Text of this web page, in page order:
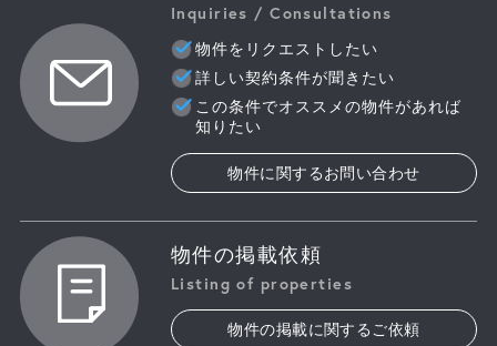
Inquiries / Consultations
物件をリクエストしたい
詳しい契約条件が聞きたい
この条件でオススメの物件があれば
知りたい
物件に関するお問い合わせ
物件の掲載依頼
Listing of properties
物件の掲載に関するご依頼